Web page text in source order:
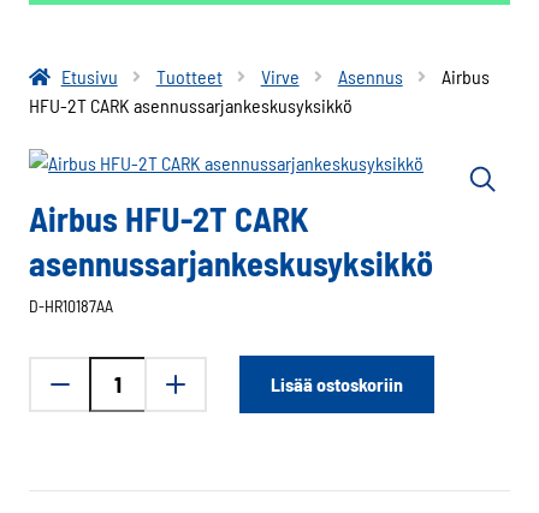
Etusivu Tuotteet Virve Asennus
Airbus
HFU-2T CARK asennussarjankeskusyksikkö
Airbus HFU-2T CARK
asennussarjankeskusyksikkö
D-HR10187AA
asennussarjankeskusyksikkö
Lisää ostoskoriin